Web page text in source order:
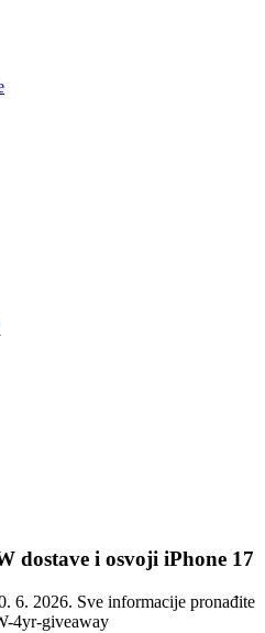
dostave i osvoji iPhone 17
6. 2026. Sve informacije pronađite
4yr-giveaway